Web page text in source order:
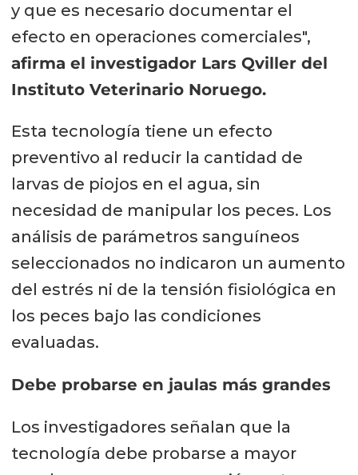
y que es necesario documentar el
efecto en operaciones comerciales",
afirma el investigador Lars Qviller del
Instituto Veterinario Noruego.
Esta tecnología tiene un efecto
preventivo al reducir la cantidad de
larvas de piojos en el agua, sin
necesidad de manipular los peces. Los
análisis de parámetros sanguíneos
seleccionados no indicaron un aumento
del estrés ni de la tensión fisiológica en
los peces bajo las condiciones
evaluadas.
Debe probarse en jaulas más grandes
Los investigadores señalan que la
tecnología debe probarse a mayor